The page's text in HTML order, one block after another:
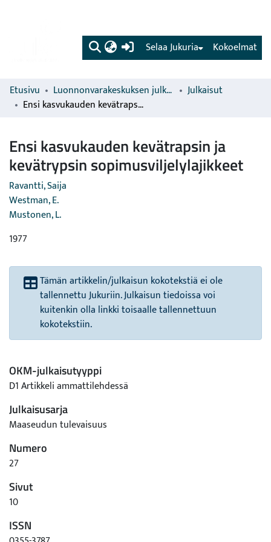
(current) Kokoelmat
Selaa Jukuria
Etusivu Luonnonvarakeskuksen julkaisut
Julkaisut
Ensi kasvukauden kevätrapsin ja kevätrypsin sopimusviljelylajikkeet
Ensi kasvukauden kevätrapsin ja
kevätrypsin sopimusviljelylajikkeet
Ravantti, Saija
Westman, E.
Mustonen, L.
1977
Tämän artikkelin/julkaisun kokotekstiä ei ole
tallennettu Jukuriin. Julkaisun tiedoissa voi
kuitenkin olla linkki toisaalle tallennettuun
kokotekstiin.
OKM-julkaisutyyppi
D1 Artikkeli ammattilehdessä
Julkaisusarja
Maaseudun tulevaisuus
Numero
27
Sivut
10
ISSN